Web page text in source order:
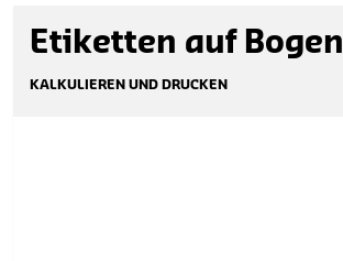
Etiketten auf Bogen
KALKULIEREN UND DRUCKEN